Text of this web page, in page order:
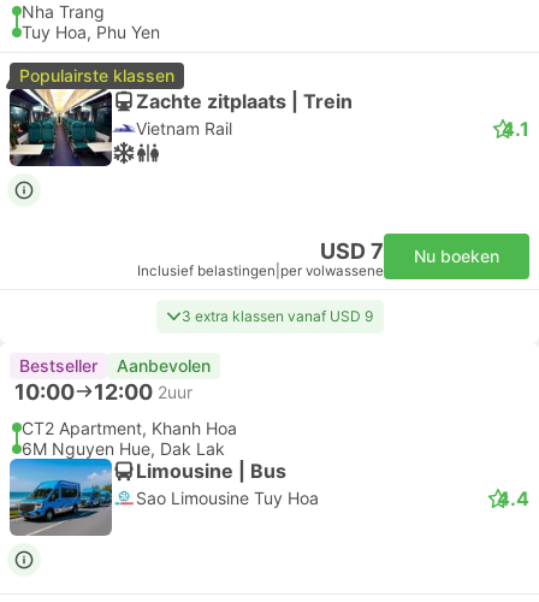
Nha Trang
Tuy Hoa, Phu Yen
Populairste klassen
Zachte zitplaats | Trein
Vietnam Rail 4.1
USD 7
Inclusief belastingen per volwassene
Nu boeken
3 extra klassen vanaf USD 9
Bestseller Aanbevolen
10:00 12:00 2uur
CT2 Apartment, Khanh Hoa
6M Nguyen Hue, Dak Lak
Limousine | Bus
Sao Limousine Tuy Hoa 4.4